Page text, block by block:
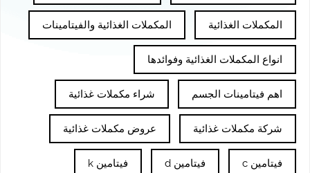
المكملات الغذائية المكملات الغذائية والفيتامينات
انواع المكملات الغذائية وفوائدها
اهم فيتامينات الجسم شراء مكملات غذائية
شركة مكملات غذائية عروض مكملات غذائية
فيتامين c فيتامين d فيتامين k